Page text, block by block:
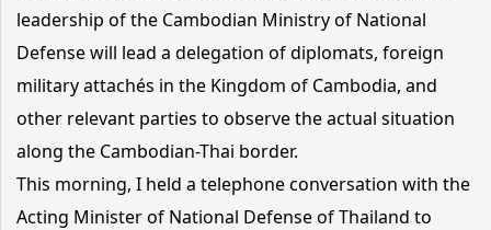
leadership of the Cambodian Ministry of National
Defense will lead a delegation of diplomats, foreign
military attachés in the Kingdom of Cambodia, and
other relevant parties to observe the actual situation
along the Cambodian-Thai border.
This morning, I held a telephone conversation with the
Acting Minister of National Defense of Thailand to